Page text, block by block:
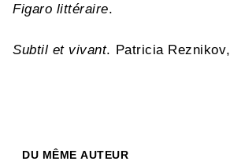
Figaro littéraire.
Subtil et vivant. Patricia Reznikov,
DU MÊME AUTEUR